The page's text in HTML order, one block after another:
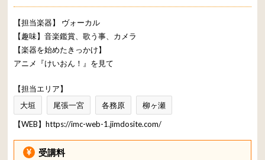
【担当楽器】 ヴォーカル
【趣味】音楽鑑賞、歌う事、カメラ
【楽器を始めたきっかけ】
アニメ『けいおん！』を見て
【担当エリア】
大垣
尾張一宮 各務原
柳ヶ瀬
【WEB】https://imc-web-1.jimdosite.com/
受講料